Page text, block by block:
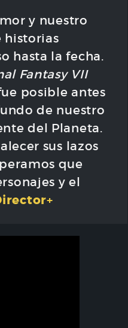
y nuestro
historias
hasta la fecha.
Fantasy VII
posible antes
de nuestro
del Planeta.
sus lazos
que
y el